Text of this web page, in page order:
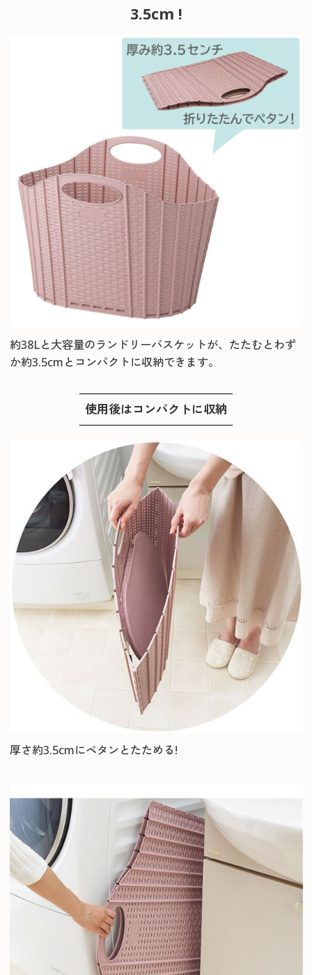
3.5cm !
約38Lと大容量のランドリーバスケットが、たたむとわず
か約3.5cmとコンパクトに収納できます。
使用後はコンパクトに収納
厚さ約3.5cmにペタンとたためる!